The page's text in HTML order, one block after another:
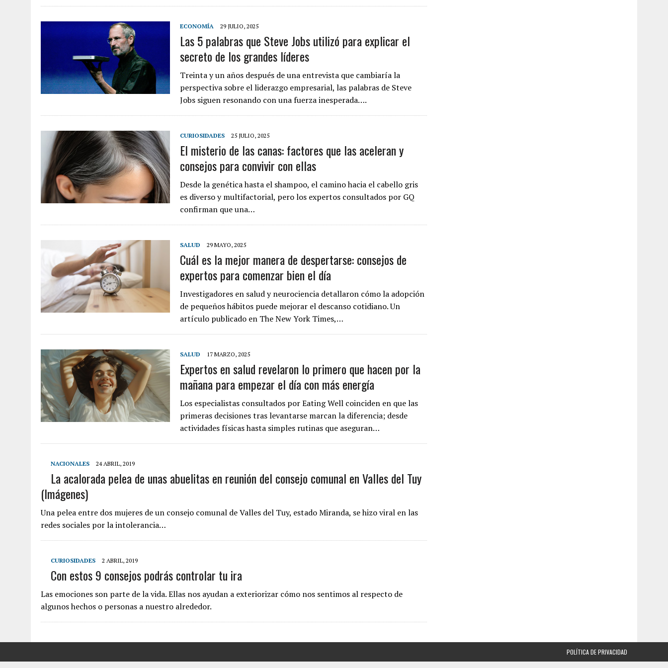
ECONOMÍA 29 JULIO, 2025
Las 5 palabras que Steve Jobs utilizó para explicar el
secreto de los grandes líderes
Treinta y un años después de una entrevista que cambiaría la
perspectiva sobre el liderazgo empresarial, las palabras de Steve
Jobs siguen resonando con una fuerza inesperada….
CURIOSIDADES 25 JULIO, 2025
El misterio de las canas: factores que las aceleran y
consejos para convivir con ellas
Desde la genética hasta el shampoo, el camino hacia el cabello gris
es diverso y multifactorial, pero los expertos consultados por GQ
confirman que una…
SALUD 29 MAYO, 2025
Cuál es la mejor manera de despertarse: consejos de
expertos para comenzar bien el día
Investigadores en salud y neurociencia detallaron cómo la adopción
de pequeños hábitos puede mejorar el descanso cotidiano. Un
artículo publicado en The New York Times,…
SALUD 17 MARZO, 2025
Expertos en salud revelaron lo primero que hacen por la
mañana para empezar el día con más energía
Los especialistas consultados por Eating Well coinciden en que las
primeras decisiones tras levantarse marcan la diferencia; desde
actividades físicas hasta simples rutinas que aseguran…
NACIONALES 24 ABRIL, 2019
La acalorada pelea de unas abuelitas en reunión del consejo comunal en Valles del Tuy
(Imágenes)
Una pelea entre dos mujeres de un consejo comunal de Valles del Tuy, estado Miranda, se hizo viral en las
redes sociales por la intolerancia…
CURIOSIDADES 2 ABRIL, 2019
Con estos 9 consejos podrás controlar tu ira
Las emociones son parte de la vida. Ellas nos ayudan a exteriorizar cómo nos sentimos al respecto de
algunos hechos o personas a nuestro alrededor.
POLÍTICA DE PRIVACIDAD